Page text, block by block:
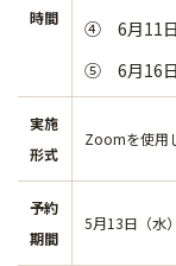
時間
④ 6月11日
⑤ 6月16日
実施
形式
Zoomを使用
予約
期間
5月13日（水